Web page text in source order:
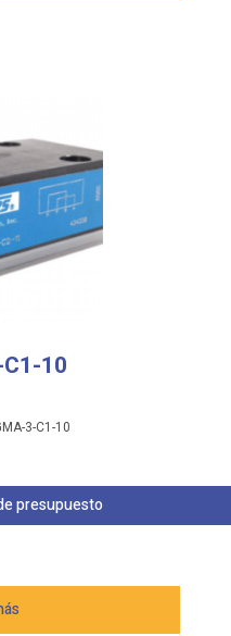
10
3-C1-10
presupuesto